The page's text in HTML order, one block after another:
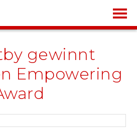
gewinnt
Empowering